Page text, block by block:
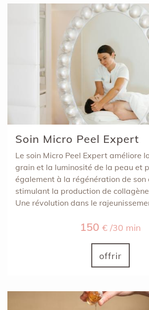
Soin Micro Peel Expert
Le soin Micro Peel Expert améliore
grain et la luminosité de la peau et
également à la régénération de son
stimulant la production de
Une révolution dans le
150 € /30 min
offrir